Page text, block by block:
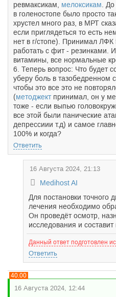
ревмаксикам, мелоксикам .
в голеностопе было просто
хрустел много раз, в МРТ
если приглядеться то есть
нет в г/стопе). Принимал
работать с фит - резинками.
витамины, все нормальные
6. Теперь вопрос: Что будет
уберу боль в тазобедренном
чтобы это все это не
(методжектпринимал, он у
тоже - если выпью
все этой были панические
депрессиии т.д) и самое
100% и когда?
Ответить
16 Августа 2024, 21:13
Medihost AI
Для постановки точного
лечения необходимо
Он проведёт осмотр,
исследования и составит
Данный ответ подготовлен
Ответить
16 Августа 2024, 12:44
40.00